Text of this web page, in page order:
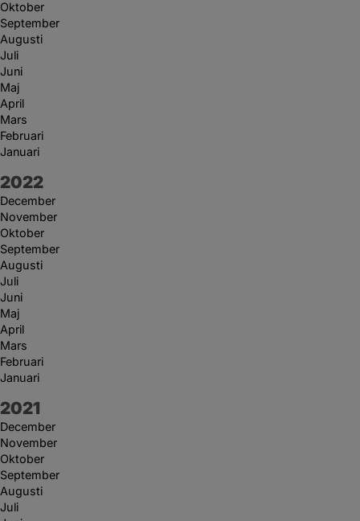
Oktober
September
Augusti
Juli
Juni
Maj
April
Mars
Februari
Januari
År:
2022
December
November
Oktober
September
Augusti
Juli
Juni
Maj
April
Mars
Februari
Januari
År:
2021
December
November
Oktober
September
Augusti
Juli